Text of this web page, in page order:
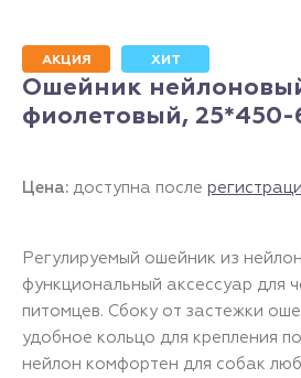
АКЦИЯ ХИТ
Ошейник
фиолетовый,
Цена: доступна после
Регулируемый ошейник из
функциональный аксессуар для
питомцев. Сбоку от застежки
удобное кольцо для крепления
нейлон комфортен для собак